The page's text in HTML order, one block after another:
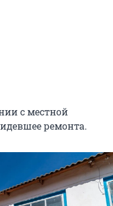
с местной
ремонта.